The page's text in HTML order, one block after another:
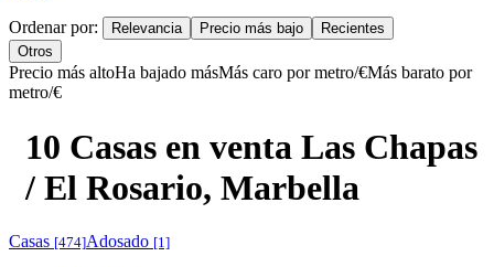
Ordenar por: Relevancia Precio más bajo
Recientes
Otros
Precio más altoHa bajado másMás caro por metro/€Más barato por
metro/€
10 Casas en venta Las Chapas
/ El Rosario, Marbella
Casas [474]Adosado [1]